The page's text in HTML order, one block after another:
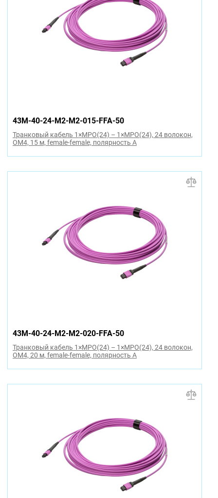
43M-40-24-M2-M2-015-FFA-50
Транковый кабель 1×MPO(24) – 1×MPO(24), 24 волокон,
OM4, 15 м, female-female, полярность A
43M-40-24-M2-M2-020-FFA-50
Транковый кабель 1×MPO(24) – 1×MPO(24), 24 волокон,
OM4, 20 м, female-female, полярность A